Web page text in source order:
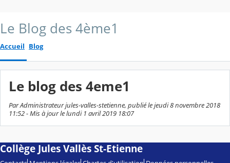
Le Blog des 4ème1
Accueil Blog
Le blog des 4eme1
Par Administrateur jules-valles-stetienne, publié le jeudi 8 novembre 2018
11:52 - Mis à jour le lundi 1 avril 2019 18:07
Collège Jules Vallès St-Etienne